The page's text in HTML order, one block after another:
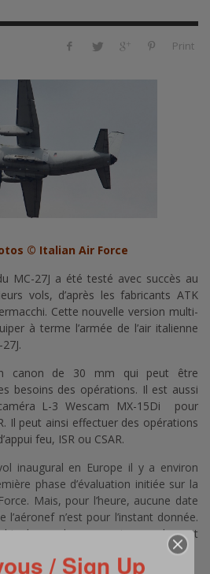
Print
© Italian Air Force
MC-27J a été testé avec succès au
vols, d’après les fabricants ATK
Cette nouvelle version multi-
à terme l’armée de l’air italienne
canon de 30 mm qui peut être
besoins des opérations. Il est aussi
L-3 Wescam MX-15Di pour
Il peut ainsi effectuer des opérations
feu, ISR ou CSAR.
inaugural en Europe il y a environ
phase d’évaluation initiée sur la
Mais, pour l’heure, aucune date
n’est pour l’instant donnée.
de nombreux essais en vol avant
opérationnel./ Sign Up